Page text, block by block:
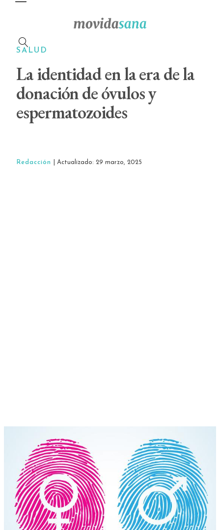
SALUD
La identidad en la era de la
donación de óvulos y
espermatozoides
Redacción | Actualizado: 29 marzo, 2025